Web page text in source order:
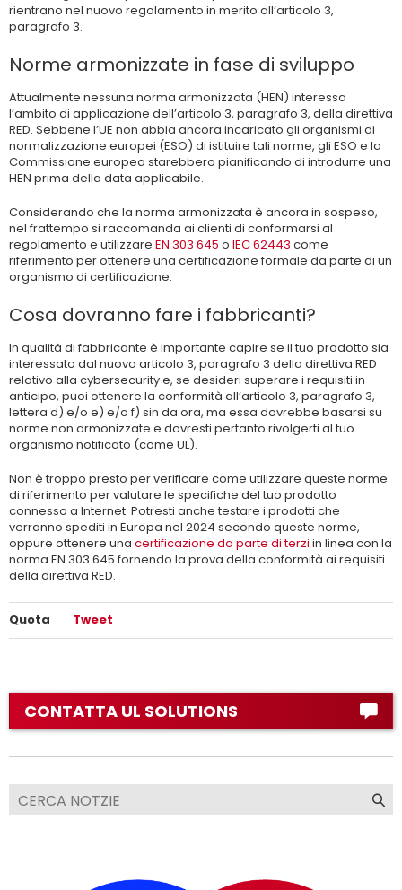
rientrano nel nuovo regolamento in merito all’articolo 3,
paragrafo 3.
Norme armonizzate in fase di sviluppo
Attualmente nessuna norma armonizzata (HEN) interessa
l’ambito di applicazione dell’articolo 3, paragrafo 3, della direttiva
RED. Sebbene l’UE non abbia ancora incaricato gli organismi di
normalizzazione europei (ESO) di istituire tali norme, gli ESO e la
Commissione europea starebbero pianificando di introdurre una
HEN prima della data applicabile.
Considerando che la norma armonizzata è ancora in sospeso,
nel frattempo si raccomanda ai clienti di conformarsi al
regolamento e utilizzare EN 303 645 o IEC 62443 come
riferimento per ottenere una certificazione formale da parte di un
organismo di certificazione.
Cosa dovranno fare i fabbricanti?
In qualità di fabbricante è importante capire se il tuo prodotto sia
interessato dal nuovo articolo 3, paragrafo 3 della direttiva RED
relativo alla cybersecurity e, se desideri superare i requisiti in
anticipo, puoi ottenere la conformità all’articolo 3, paragrafo 3,
lettera d) e/o e) e/o f) sin da ora, ma essa dovrebbe basarsi su
norme non armonizzate e dovresti pertanto rivolgerti al tuo
organismo notificato (come UL).
Non è troppo presto per verificare come utilizzare queste norme
di riferimento per valutare le specifiche del tuo prodotto
connesso a Internet. Potresti anche testare i prodotti che
verranno spediti in Europa nel 2024 secondo queste norme,
oppure ottenere una certificazione da parte di terzi in linea con la
norma EN 303 645 fornendo la prova della conformità ai requisiti
della direttiva RED.
Quota Tweet
CONTATTA UL SOLUTIONS